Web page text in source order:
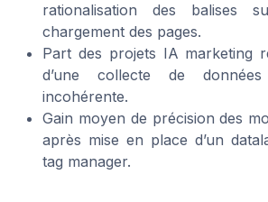
rationalisation des balises
chargement des pages.
Part des projets IA marketing
d’une collecte de
incohérente.
Gain moyen de précision des
après mise en place d’un
tag manager.